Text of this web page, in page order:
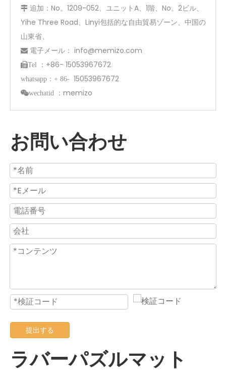
 追加：No。1209-052、ユニットA、1階、No。2ビル、
Yihe Three Road、Linyi包括的な自由貿易ゾーン、中国の
山東省、
 電子メール： info@memizo.com
Tel ：+86- 15053967672
whatsapp：+ 86- 15053967672
wechatid ：memizo
お問い合わせ
提出する
ラバーパズルマット